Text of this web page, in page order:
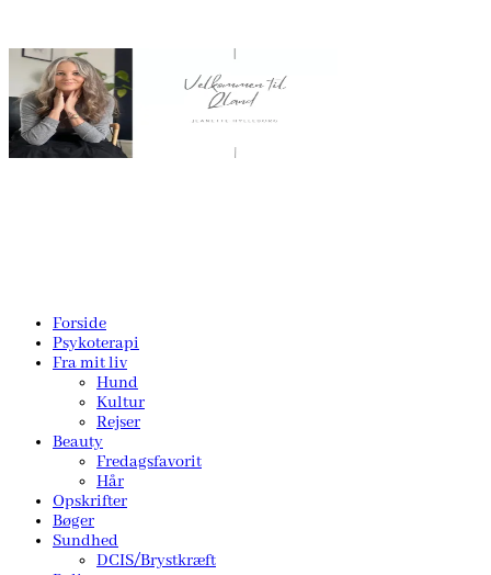
Forside
Psykoterapi
Fra mit liv
Hund
Kultur
Rejser
Beauty
Fredagsfavorit
Hår
Opskrifter
Bøger
Sundhed
DCIS/Brystkræft